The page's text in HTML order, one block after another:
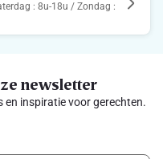
: 8u-18u / Zondag :
newsletter
en inspiratie voor gerechten.